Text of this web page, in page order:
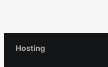
Hosting